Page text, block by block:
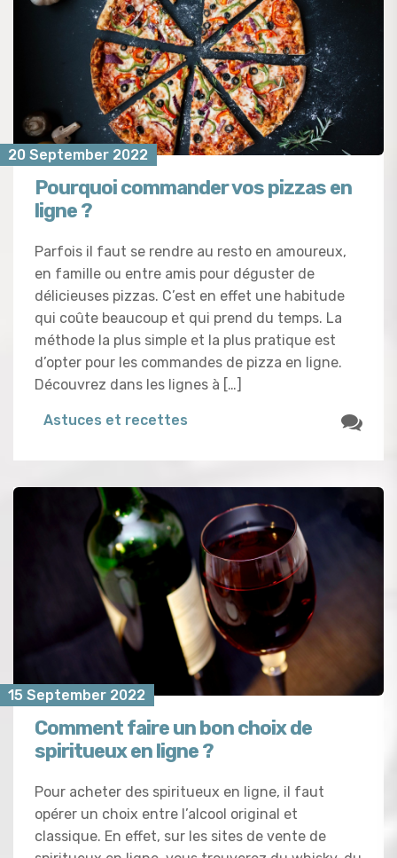
20 September 2022
Pourquoi commander vos pizzas en
ligne ?
Parfois il faut se rendre au resto en amoureux,
en famille ou entre amis pour déguster de
délicieuses pizzas. C’est en effet une habitude
qui coûte beaucoup et qui prend du temps. La
méthode la plus simple et la plus pratique est
d’opter pour les commandes de pizza en ligne.
Découvrez dans les lignes à […]
Astuces et recettes
15 September 2022
Comment faire un bon choix de
spiritueux en ligne ?
Pour acheter des spiritueux en ligne, il faut
opérer un choix entre l’alcool original et
classique. En effet, sur les sites de vente de